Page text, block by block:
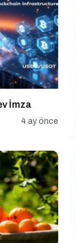
İmza
4 ay önce